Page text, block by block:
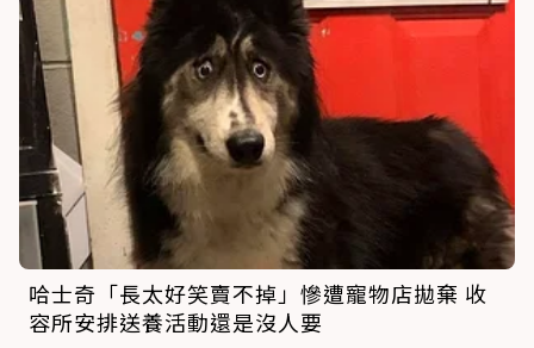
哈士奇「長太好笑賣不掉」慘遭寵物店拋棄 收
容所安排送養活動還是沒人要